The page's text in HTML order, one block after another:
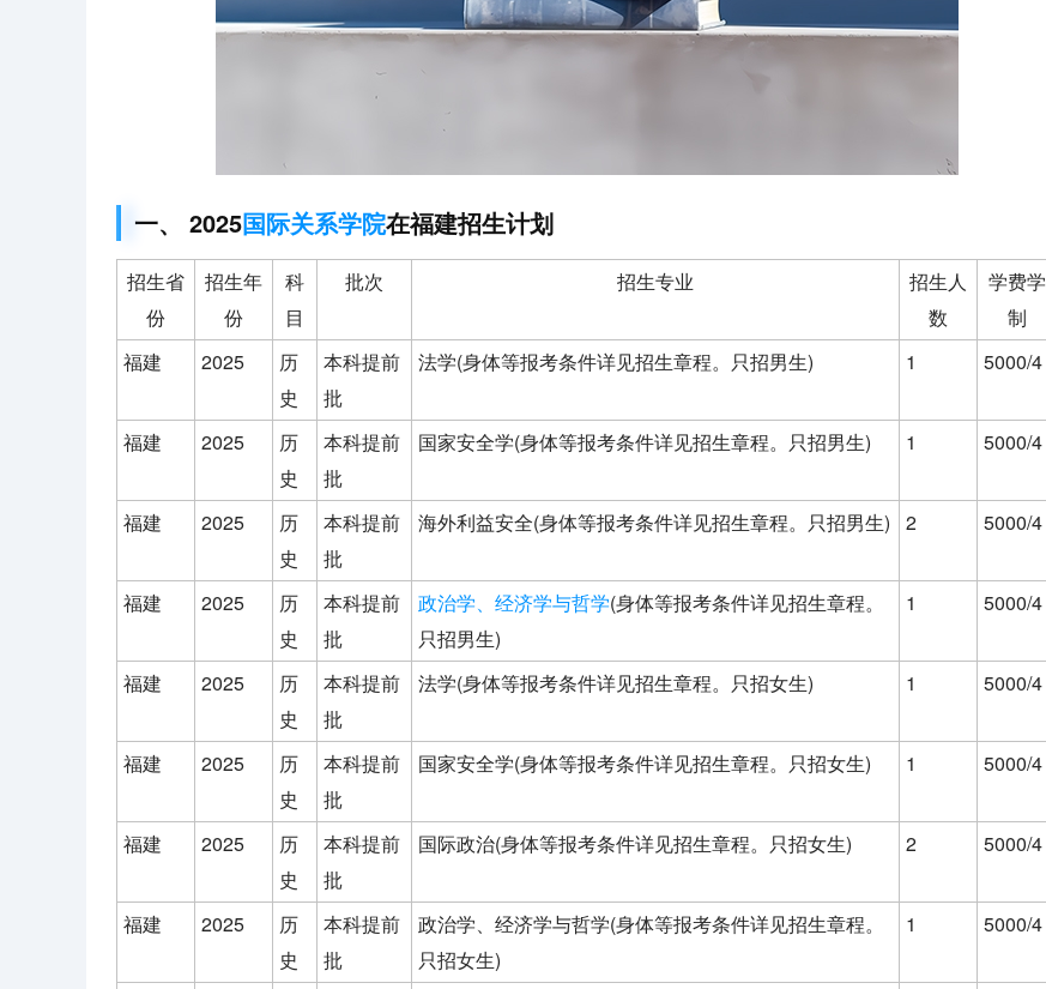
一、 2025国际关系学院在福建招生计划
招生省
份
招生年
份
科
目
批次 招生专业
招生人
数
学费学
制
福建
2025
历
史
本科提前
批
法学(身体等报考条件详见招生章程。只招男生) 1 5000/4
福建 2025
历
史
本科提前
批
国家安全学(身体等报考条件详见招生章程。只招男生) 1 5000/4
福建 2025
历
史
本科提前
批
海外利益安全(身体等报考条件详见招生章程。只招男生) 2 5000/4
福建 2025
历
史
本科提前
批
政治学、经济学与哲学(身体等报考条件详见招生章程。
只招男生)
1 5000/4
福建 2025
历
史
本科提前
批
法学(身体等报考条件详见招生章程。只招女生) 1 5000/4
福建 2025
历
史
本科提前
批
国家安全学(身体等报考条件详见招生章程。只招女生) 1 5000/4
福建 2025
历
史
本科提前
批
国际政治(身体等报考条件详见招生章程。只招女生) 2 5000/4
福建 2025
历
史
本科提前
批
政治学、经济学与哲学(身体等报考条件详见招生章程。
只招女生)
1 5000/4